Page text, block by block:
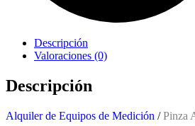
Descripción
Valoraciones (0)
Descripción
Alquiler de Equipos de Medición /Pinza